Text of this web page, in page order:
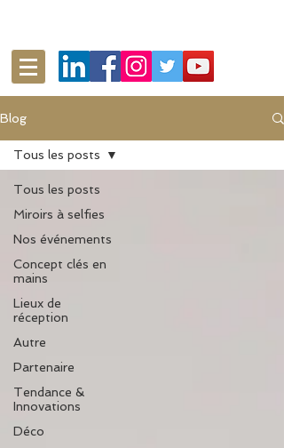
Blog
Tous les posts
Miroirs à selfies
Nos événements
Concept clés en
mains
Lieux de
réception
Autre
Partenaire
Tendance &
Innovations
Déco
Tous les posts